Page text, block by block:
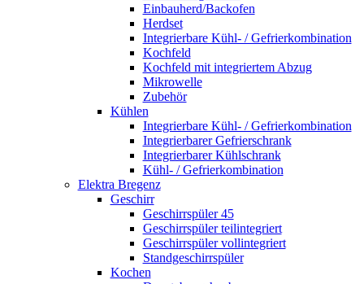
Einbauherd/Backofen
Herdset
Integrierbare Kühl- / Gefrierkombination
Kochfeld
Kochfeld mit integriertem Abzug
Mikrowelle
Zubehör
Kühlen
Integrierbare Kühl- / Gefrierkombination
Integrierbarer Gefrierschrank
Integrierbarer Kühlschrank
Kühl- / Gefrierkombination
Elektra Bregenz
Geschirr
Geschirrspüler 45
Geschirrspüler teilintegriert
Geschirrspüler vollintegriert
Standgeschirrspüler
Kochen